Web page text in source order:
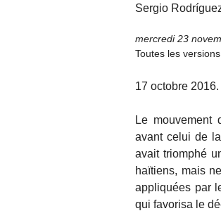
Sergio
mercredi 23
Toutes les
17 octobre 2016.
Le mouvement
avant celui de
avait triomphé
haïtiens, mais
appliquées par
qui favorisa le